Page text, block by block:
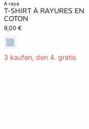
a raya
T-SHIRT À RAYURES EN
COTON
9,00 €
3 kaufen, den 4. gratis